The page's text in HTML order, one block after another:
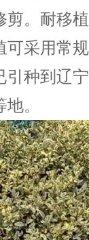
剪。耐移
可采用常
引种到辽
。